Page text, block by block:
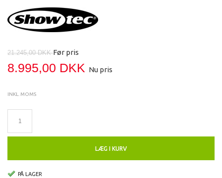
21.245,00 DKKFør pris
8.995,00 DKK Nu pris
INKL. MOMS
LÆG I KURV
PÅ LAGER